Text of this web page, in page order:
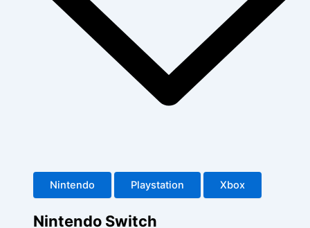
Nintendo Playstation Xbox
Nintendo Switch